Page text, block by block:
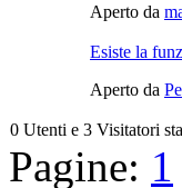
Aperto da
Esiste la
Aperto da
0 Utenti e 3 Visitatori
Pagine: 1